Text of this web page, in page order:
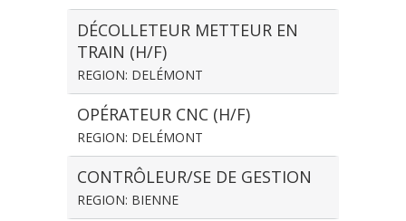
DÉCOLLETEUR METTEUR EN
TRAIN (H/F)
REGION: DELÉMONT
OPÉRATEUR CNC (H/F)
REGION: DELÉMONT
CONTRÔLEUR/SE DE GESTION
REGION: BIENNE